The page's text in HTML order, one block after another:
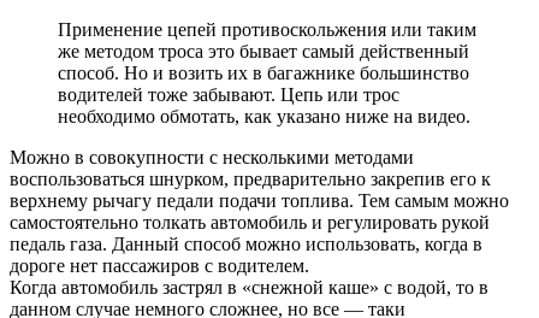
Применение цепей противоскольжения или таким
же методом троса это бывает самый действенный
способ. Но и возить их в багажнике большинство
водителей тоже забывают. Цепь или трос
необходимо обмотать, как указано ниже на видео.
Можно в совокупности с несколькими методами
воспользоваться шнурком, предварительно закрепив его к
верхнему рычагу педали подачи топлива. Тем самым можно
самостоятельно толкать автомобиль и регулировать рукой
педаль газа. Данный способ можно использовать, когда в
дороге нет пассажиров с водителем.
Когда автомобиль застрял в «снежной каше» с водой, то в
данном случае немного сложнее, но все — таки